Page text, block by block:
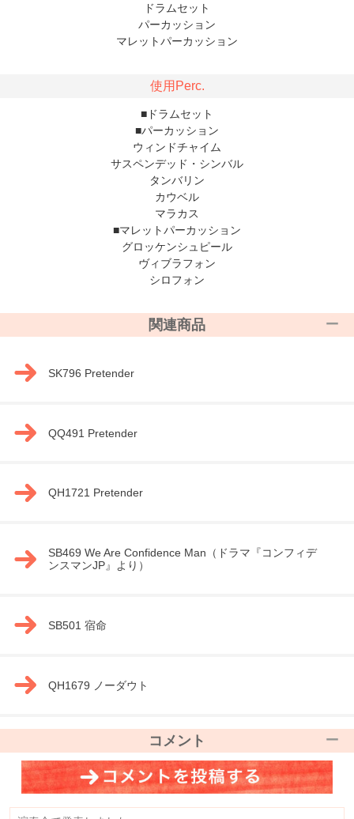
ドラムセット
パーカッション
マレットパーカッション
使用Perc.
■ドラムセット
■パーカッション
ウィンドチャイム
サスペンデッド・シンバル
タンバリン
カウベル
マラカス
■マレットパーカッション
グロッケンシュピール
ヴィブラフォン
シロフォン
関連商品
SK796 Pretender
QQ491 Pretender
QH1721 Pretender
SB469 We Are Confidence Man（ドラマ『コンフィデ
ンスマンJP』より）
SB501 宿命
QH1679 ノーダウト
コメント